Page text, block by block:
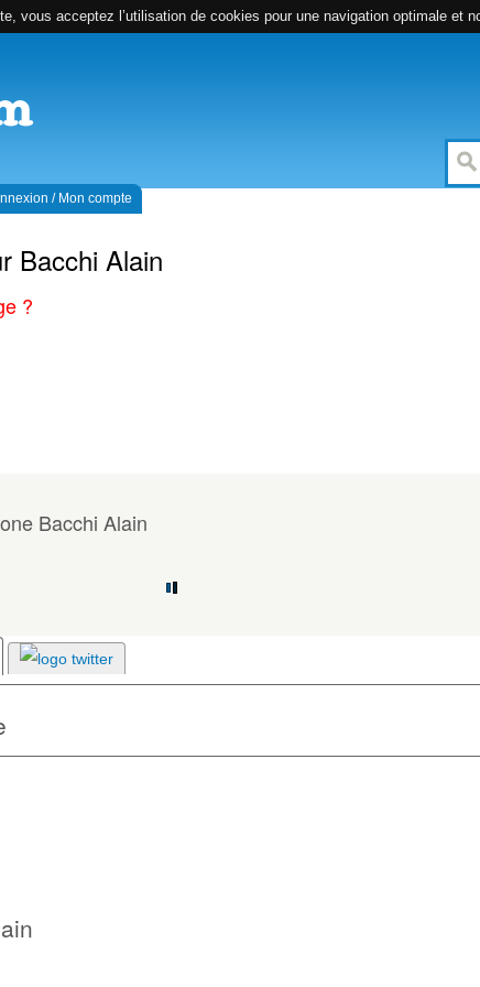
vous acceptez l’utilisation de cookies pour une navigation optimale et
/ Mon compte
Bacchi Alain
?
Bacchi Alain